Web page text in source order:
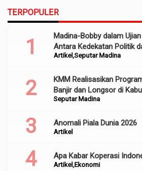
TERPOPULER
ArtikelSeputar Madina
Madina-Bobby dalam
Antara Kedekatan Politik
Perencanaan
Seputar Madina
KMM Realisasikan
Banjir dan Longsor di
Artikel
Anomali Piala Dunia 2026
ArtikelEkonomi
Apa Kabar Koperasi